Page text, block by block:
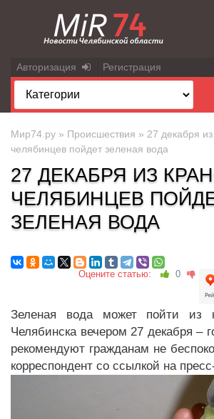
Авторизация Регистрация
Мир74.ру » Происшествия » 27 декабря
челябинцев пойдет зеленая вода
27 ДЕКАБРЯ ИЗ
ЧЕЛЯБИНЦЕВ
ЗЕЛЕНАЯ ВОДА
Оцените статью: 0
Зеленая вода может пойти из
Челябинска вечером 27 декабря –
рекомендуют гражданам не
корреспондент со ссылкой на